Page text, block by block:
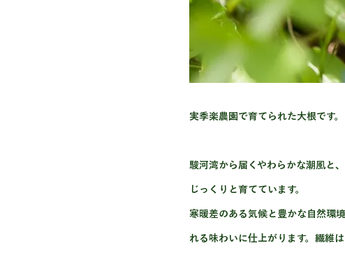
実季楽農園で育てられた大根です
駿河湾から届くやわらかな潮風と
じっくりと育てています。
寒暖差のある気候と豊かな自然環
れる味わいに仕上がります。繊維